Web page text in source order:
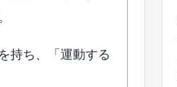
持ち、「運動する